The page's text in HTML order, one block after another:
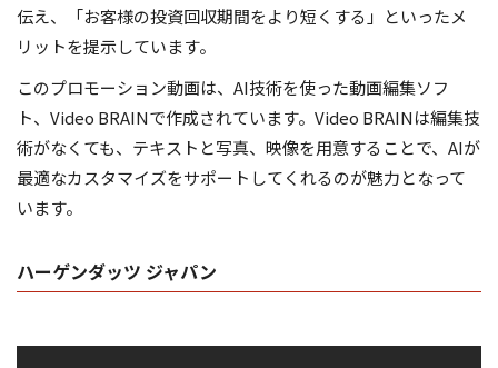
伝え、「お客様の投資回収期間をより短くする」といったメ
リットを提示しています。
このプロモーション動画は、AI技術を使った動画編集ソフ
ト、Video BRAINで作成されています。Video BRAINは編集技
術がなくても、テキストと写真、映像を用意することで、AIが
最適なカスタマイズをサポートしてくれるのが魅力となって
います。
ハーゲンダッツ ジャパン